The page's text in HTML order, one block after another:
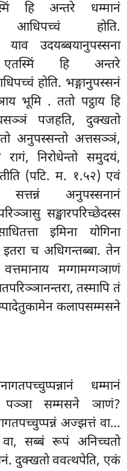
हि अन्तरे धम्मानं
आधिपच्चं होति.
उदयब्बयानुपस्सना
एतस्मिं हि अन्तरे
होति. भङ्गानुपस्सनं
भूमि . ततो पट्ठाय हि
पजहति, दुक्खतो
अनुपस्सन्तो अत्तसञ्ञं,
रागं, निरोधेन्तो समुदयं,
(पटि. म. १.५२) एवं
सत्तन्नं अनुपस्सनानं
सङ्खारपरिच्छेदस्स
इमिना योगिना
च अधिगन्तब्बा. तेन
मग्गामग्गञाणं
तस्मापि तं
कलापसम्मसने
धम्मानं
पञ्ञा सम्मसने ञाणं?
अज्झत्तं वा…
सब्बं रूपं अनिच्चतो
दुक्खतो ववत्थपेति, एकं